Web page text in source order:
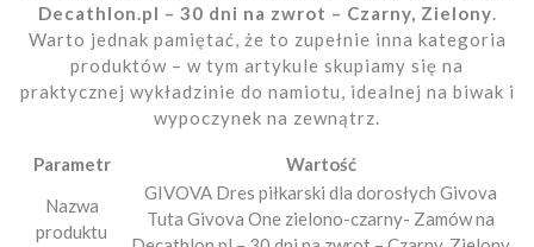
Decathlon.pl – 30 dni na zwrot – Czarny, Zielony.
Warto jednak pamiętać, że to zupełnie inna kategoria
produktów – w tym artykule skupiamy się na
praktycznej wykładzinie do namiotu, idealnej na biwak i
wypoczynek na zewnątrz.
Parametr
Wartość
Nazwa
produktu
GIVOVA Dres piłkarski dla dorosłych Givova
Tuta Givova One zielono-czarny- Zamów na